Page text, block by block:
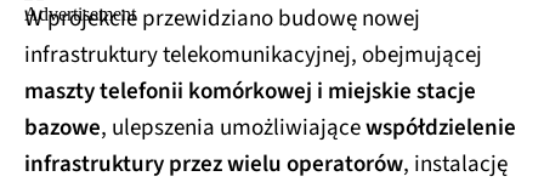
W projekcie przewidziano budowę nowej
infrastruktury telekomunikacyjnej, obejmującej
maszty telefonii komórkowej i miejskie stacje
bazowe, ulepszenia umożliwiającewspółdzielenie
infrastruktury przez wielu operatorów, instalację